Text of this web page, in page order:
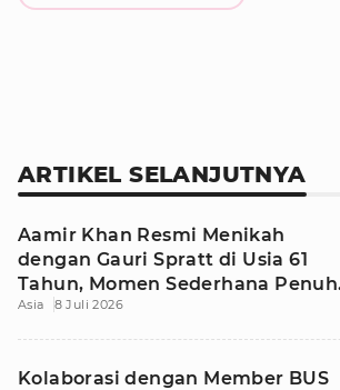
ARTIKEL SELANJUTNYA
Aamir Khan Resmi Menikah
dengan Gauri Spratt di Usia 61
Tahun, Momen Sederhana Penuh
Kehangatan
Asia 8 Juli 2026
Kolaborasi dengan Member BUS